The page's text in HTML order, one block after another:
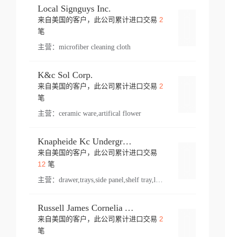
Local Signguys Inc.
来自美国的客户，此公司累计进口交易 2
笔
主营： microfiber cleaning cloth
K&c Sol Corp.
来自美国的客户，此公司累计进口交易 2
笔
主营： ceramic ware,artifical flower
Knapheide Kc Underground
来自美国的客户，此公司累计进口交易
12 笔
主营：
Russell James Cornelia Arlington Va
来自美国的客户，此公司累计进口交易 2
笔